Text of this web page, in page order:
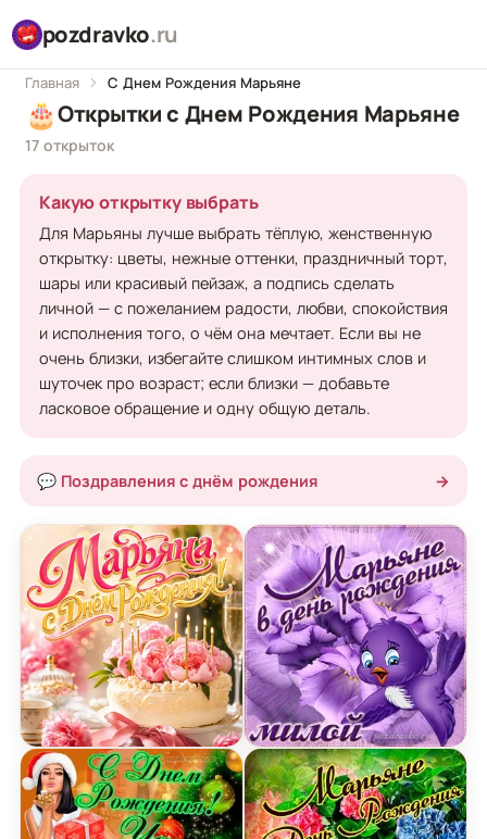
pozdravko.ru
Главная С Днем Рождения Марьяне
🎂Открытки с Днем Рождения Марьяне
17 открыток
Какую открытку выбрать
Для Марьяны лучше выбрать тёплую, женственную
открытку: цветы, нежные оттенки, праздничный торт,
шары или красивый пейзаж, а подпись сделать
личной — с пожеланием радости, любви, спокойствия
и исполнения того, о чём она мечтает. Если вы не
очень близки, избегайте слишком интимных слов и
шуточек про возраст; если близки — добавьте
ласковое обращение и одну общую деталь.
💬 Поздравления с днём рождения →
Открытка с Днем Рождения Марьяне с тортом,
Открытка милой